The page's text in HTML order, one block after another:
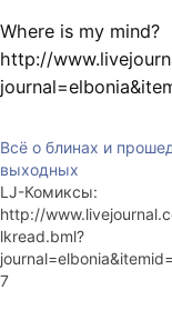
Where is my mind?
http://
Всё о блинах и
выходных
LJ-Комиксы:
http://
lkread.bml?
7